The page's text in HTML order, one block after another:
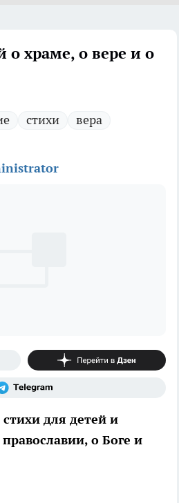
о храме, о вере и о
стихи вера
для детей и
о Боге и